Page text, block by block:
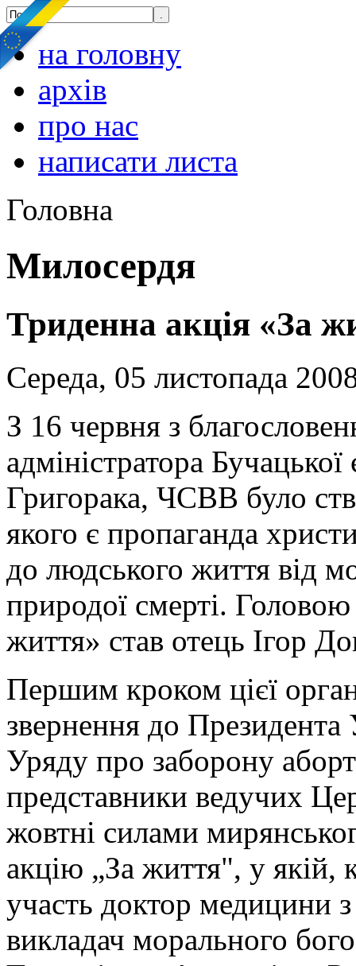
на головну
архів
про нас
написати листа
Головна
Милосердя
Триденна акція «За
Середа, 05 листопада
З 16 червня з
адміністратора
Григорака, ЧСВВ було
якого є пропаганда
до людського життя від
природої смерті.
життя» став отець Ігор
Першим кроком цієї
звернення до
Уряду про заборону
представники ведучих
жовтні силами
акцію „За життя", у якій,
участь доктор медицини
викладач морального